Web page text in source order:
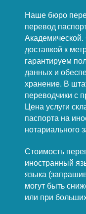
Наше бюро
перевод
доставкой к
гарантируем
данных и
хранение. В
переводчики с
Цена услуги
паспорта на
нотариального
Стоимость
иностранный
языка
могут быть
или при